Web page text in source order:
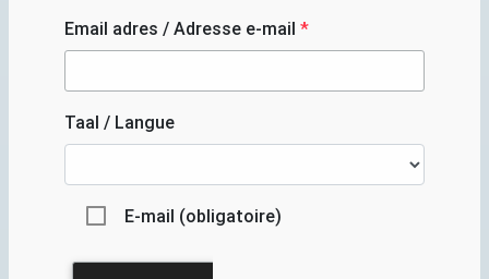
Email adres / Adresse e-mail *
Taal / Langue
E-mail (obligatoire)